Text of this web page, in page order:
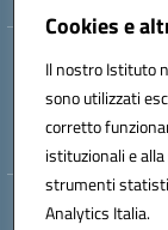
Cookies e
Il nostro Istituto
sono utilizzati
corretto
istituzionali e
strumenti
Analytics Italia.
VIA COMM.FUMU
Codice fiscale:
Telefono:
Mail: